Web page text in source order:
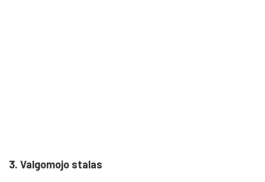
3. Valgomojo stalas